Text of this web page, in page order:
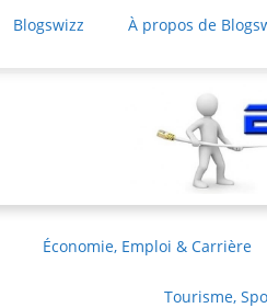
Blogswizz À propos de
Économie, Emploi & Carrière
Tourisme,